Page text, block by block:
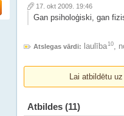
17. okt 2009. 19:46
Gan psiholoģiski, gan
Atslegas vārdi: laulība10,
Lai atbildētu
Atbildes (11)